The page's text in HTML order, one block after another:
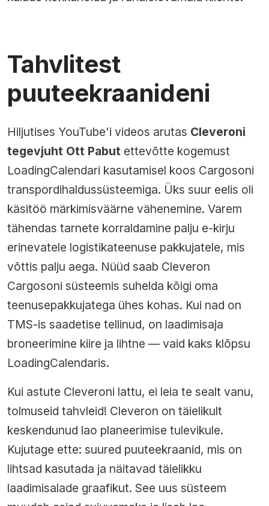
Tahvlitest
puuteekraanideni
Hiljutises YouTube'i videos arutas Cleveroni
tegevjuht Ott Pabut ettevõtte kogemust
LoadingCalendari kasutamisel koos Cargosoni
transpordihaldussüsteemiga. Üks suur eelis oli
käsitöö märkimisväärne vähenemine. Varem
tähendas tarnete korraldamine palju e-kirju
erinevatele logistikateenuse pakkujatele, mis
võttis palju aega. Nüüd saab Cleveron
Cargosoni süsteemis suhelda kõigi oma
teenusepakkujatega ühes kohas. Kui nad on
TMS-is saadetise tellinud, on laadimisaja
broneerimine kiire ja lihtne — vaid kaks klõpsu
LoadingCalendaris.
Kui astute Cleveroni lattu, ei leia te sealt vanu,
tolmuseid tahvleid! Cleveron on täielikult
keskendunud lao planeerimise tulevikule.
Kujutage ette: suured puuteekraanid, mis on
lihtsad kasutada ja näitavad täielikku
laadimisalade graafikut. See uus süsteem